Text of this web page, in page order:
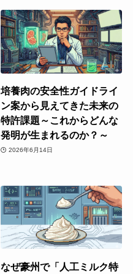
培養肉の安全性ガイドライ
ン案から見えてきた未来の
特許課題～これからどんな
発明が生まれるのか？～
2026年6月14日
なぜ豪州で「人工ミルク特